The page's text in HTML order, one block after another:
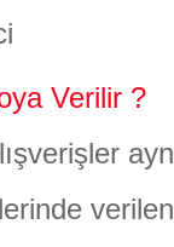
Verilir ?
verilen